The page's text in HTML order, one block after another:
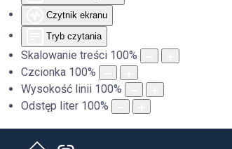
Czytnik ekranu
Tryb czytania
Skalowanie treści 100%
Czcionka 100%
Wysokość linii 100%
Odstęp liter 100%